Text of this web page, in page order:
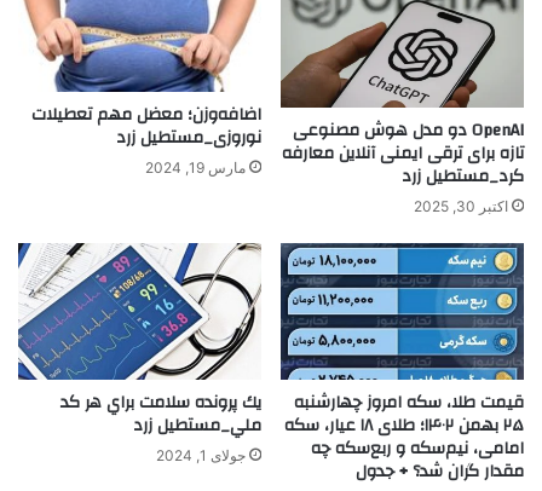
OpenAI دو مدل هوش مصنوعی
تازه برای ترقی ایمنی آنلاین معارفه
کرد_مستطیل زرد
اکتبر 30, 2025
اضافه‌وزن؛ معضل مهم تعطیلات
نوروزی_مستطیل زرد
مارس 19, 2024
قیمت طلا، سکه امروز چهارشنبه
۲۵ بهمن ۱۴۰۲؛ طلای ۱۸ عیار، سکه
امامی، نیم‌سکه و ربع‌سکه چه
مقدار گران شد؟ + جدول
يك پرونده سلامت براي هر كد
ملي_مستطیل زرد
جولای 1, 2024